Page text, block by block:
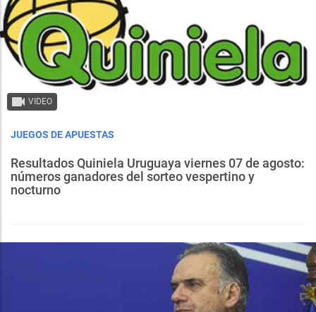
VIDEO
JUEGOS DE APUESTAS
Resultados Quiniela Uruguaya viernes 07 de agosto:
números ganadores del sorteo vespertino y
nocturno